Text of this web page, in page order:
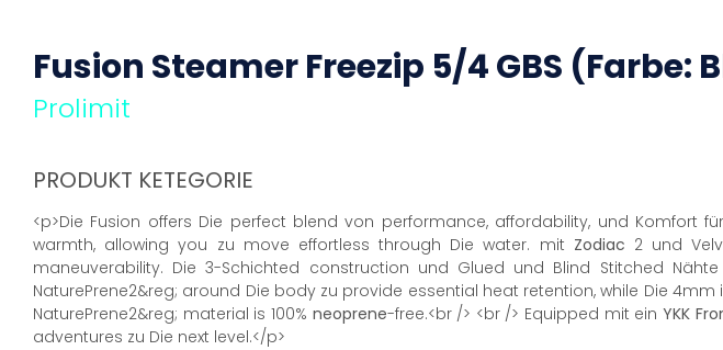
Fusion SteamerFreezip 5/4GBS (Farbe:
Prolimit
PRODUKT KETEGORIE
<p>Die Fusion offers Die perfect blend von performance, affordability, und Komfort
warmth, allowing you zu move effortless through Die water. mit Zodiac 2 und
maneuverability. Die 3-Schichted construction und Glued und Blind Stitched
NaturePrene2&reg; around Die body zu provide essential heat retention, while Die
NaturePrene2&reg; material is 100% neoprene-free.<br /> <br /> Equipped mit einYKK
adventures zu Die next level.</p>